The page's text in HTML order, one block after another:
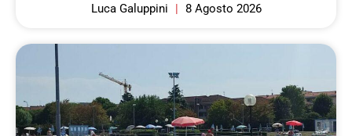
Luca Galuppini 8 Agosto 2026